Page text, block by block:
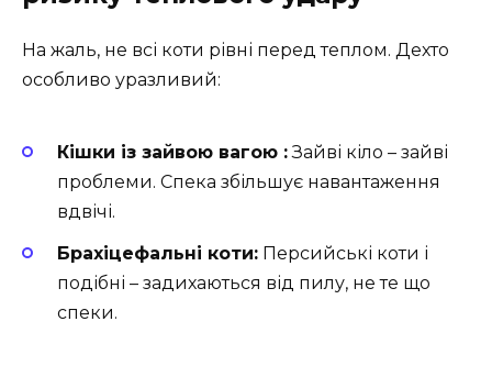
На жаль, не всі коти рівні перед теплом. Дехто
особливо уразливий:
Кішки із зайвою вагою :Зайві кіло – зайві
проблеми. Спека збільшує навантаження
вдвічі.
Брахіцефальні коти: Персийські коти і
подібні – задихаються від пилу, не те що
спеки.